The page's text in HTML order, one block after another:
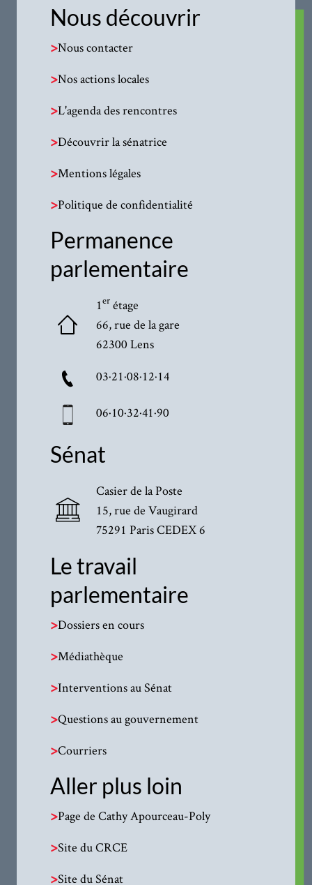
Nous découvrir
>Nous contacter
>Nos actions locales
>L'agenda des rencontres
>Découvrir la sénatrice
>Mentions légales
>Politique de confidentialité
Permanence
parlementaire
1erétage
66, rue de la gare
62300 Lens
03·21·08·12·14
06·10·32·41·90
Sénat
Casier de la Poste
15, rue de Vaugirard
75291 Paris CEDEX 6
Le travail
parlementaire
>Dossiers en cours
>Médiathèque
>Interventions au Sénat
>Questions au gouvernement
>Courriers
Aller plus loin
>Page de Cathy Apourceau-Poly
>Site du CRCE
>Site du Sénat